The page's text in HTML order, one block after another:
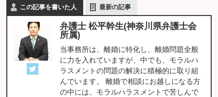
この記事を書いた人 最新の記事
弁護士 松平幹生(神奈川県弁護士会
所属)
当事務所は、離婚に特化し、離婚問題全般
に力を入れていますが、中でも、モラルハ
ラスメントの問題の解決に積極的に取り組
んでいます。 離婚で相談にお越しになる方
の中には、モラルハラスメントで苦しんで